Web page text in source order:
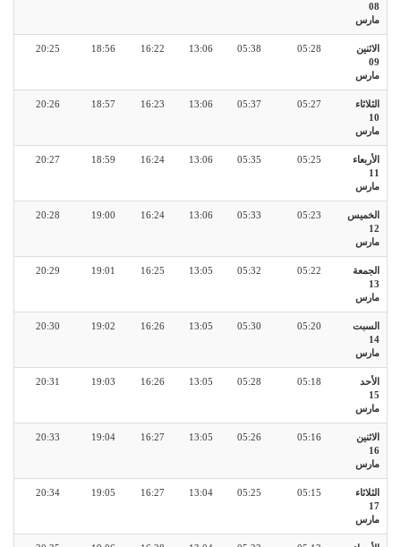
08
مارس
الاثنين
09
مارس
05:28
05:38
13:06
16:22
18:56
20:25
الثلاثاء
10
مارس
05:27
05:37
13:06
16:23
18:57
20:26
الأربعاء
11
مارس
05:25
05:35
13:06
16:24
18:59
20:27
الخميس
12
مارس
05:23
05:33
13:06
16:24
19:00
20:28
الجمعة
13
مارس
05:22
05:32
13:05
16:25
19:01
20:29
السبت
14
مارس
05:20
05:30
13:05
16:26
19:02
20:30
الأحد
15
مارس
05:18
05:28
13:05
16:26
19:03
20:31
الاثنين
16
مارس
05:16
05:26
13:05
16:27
19:04
20:33
الثلاثاء
17
مارس
05:15
05:25
13:04
16:27
19:05
20:34